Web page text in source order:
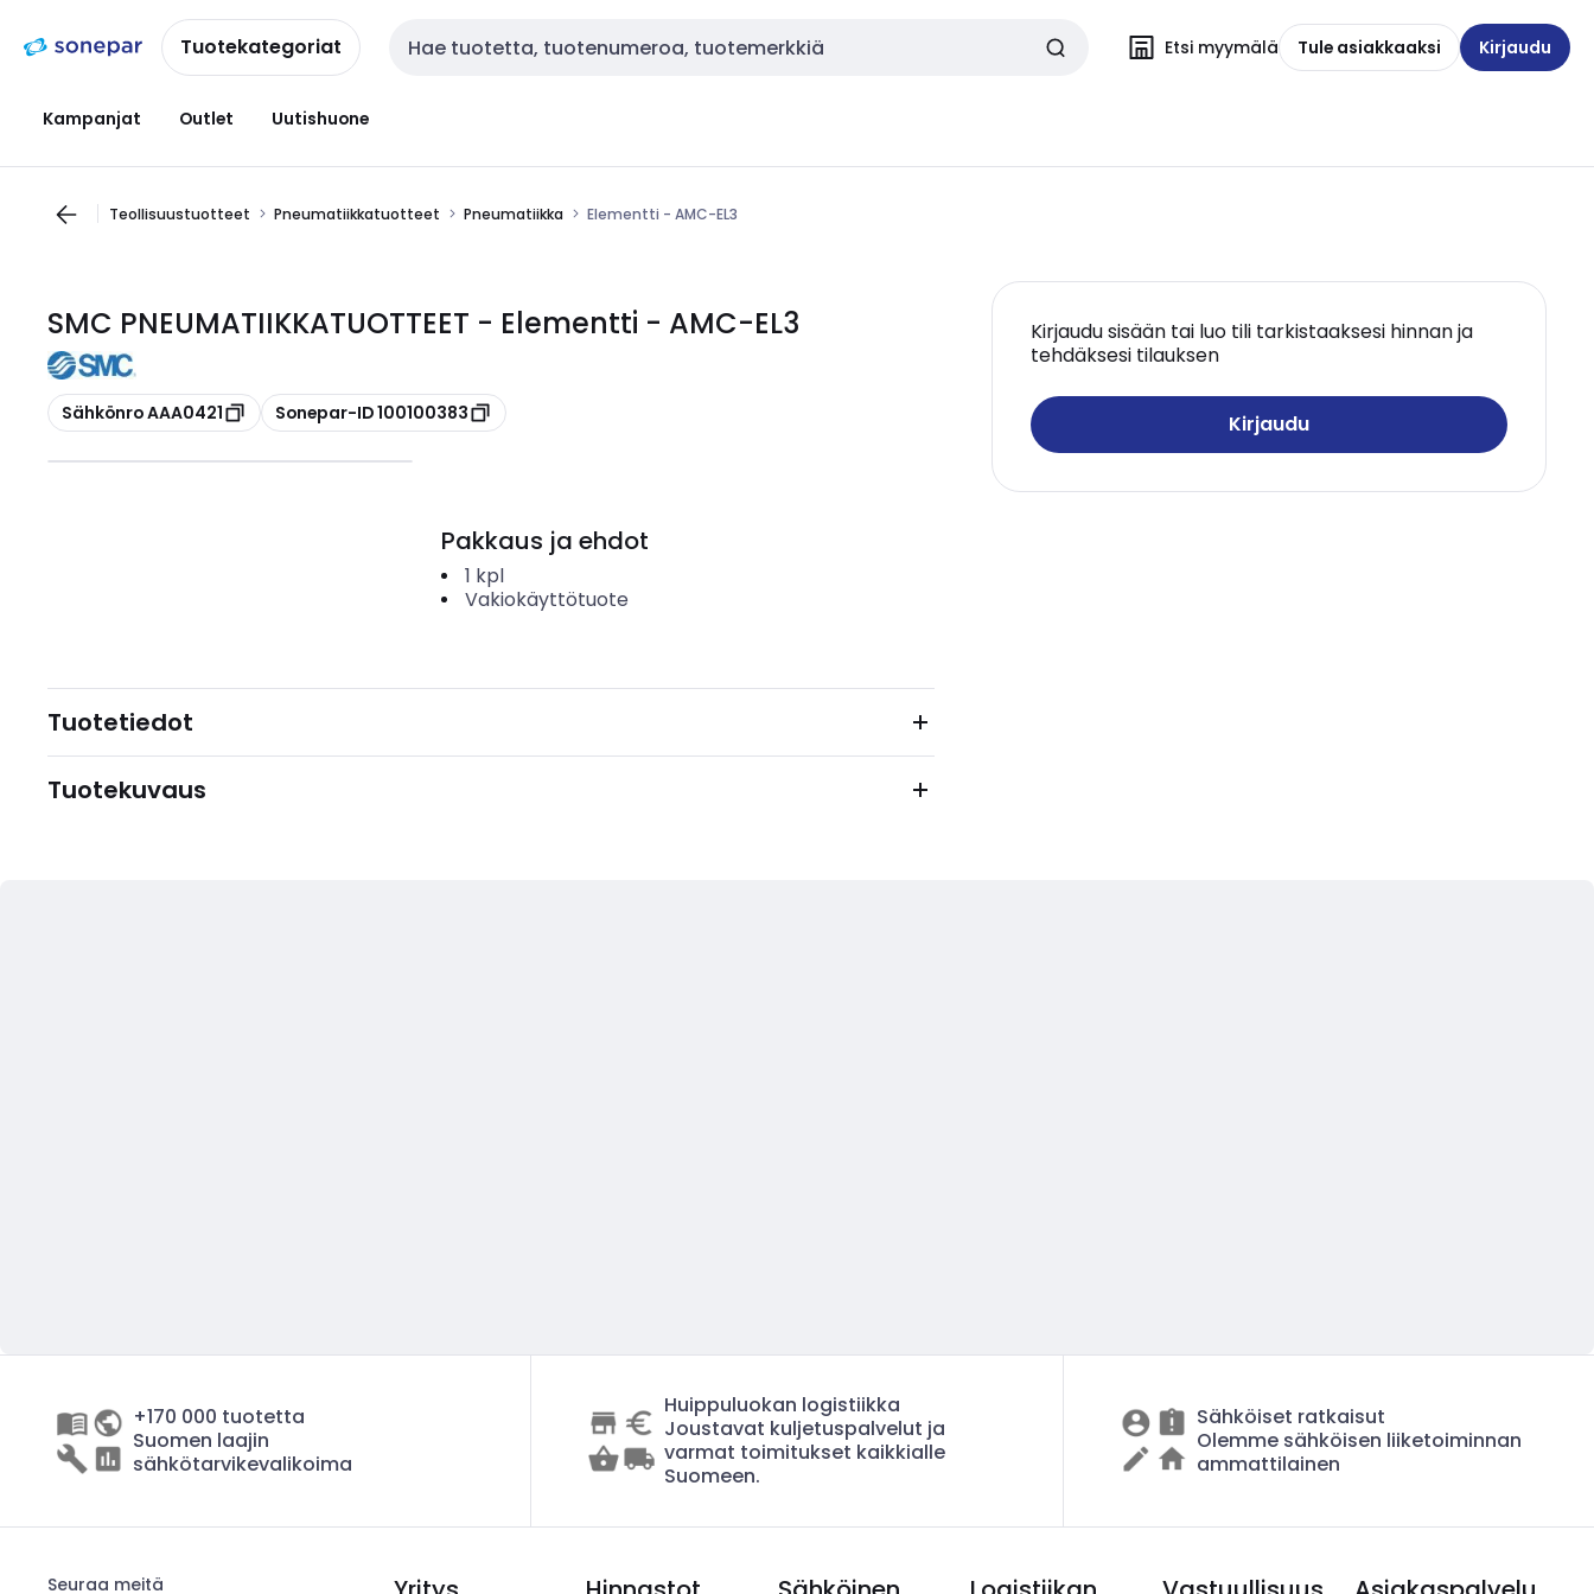
navigointiinsisältöönTuotekategoriat Haku Etsi myymälä Tule asiakkaaksi Kirjaudu
Kampanjat Outlet Uutishuone
Teollisuustuotteet Pneumatiikkatuotteet Pneumatiikka Elementti - AMC-EL3
SMC PNEUMATIIKKATUOTTEET - Elementti - AMC-EL3
Kopioi
Sähkönro AAA0421 Kopioi
Sonepar-ID 100100383
Kirjaudu sisään tai luo tili tarkistaaksesi hinnan ja
tehdäksesi tilauksen
Kirjaudu
Pakkaus ja ehdot
1 kpl
Vakiokäyttötuote
Tuotetiedot
Tuotekuvaus
+170 000 tuotetta
Suomen laajin
sähkötarvikevalikoima
Huippuluokan logistiikka
Joustavat kuljetuspalvelut ja
varmat toimitukset kaikkialle
Suomeen.
Sähköiset ratkaisut
Olemme sähköisen liiketoiminnan
ammattilainen
Seuraa meitä